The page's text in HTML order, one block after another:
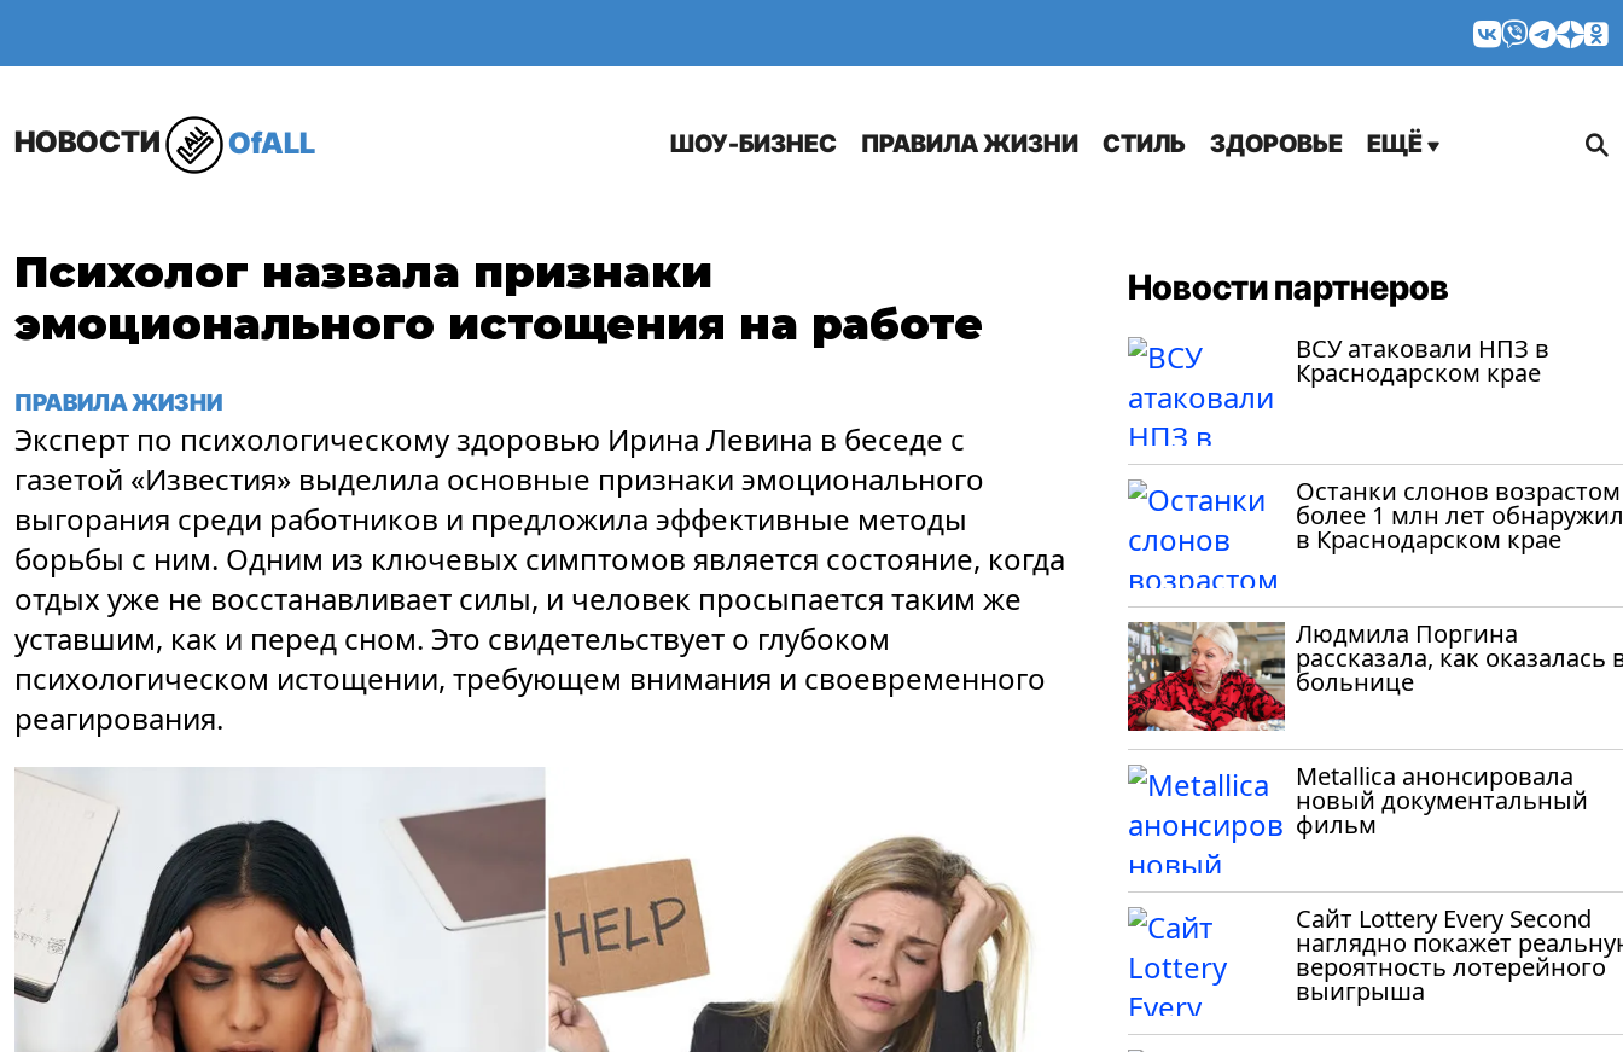
НОВОСТИ OfALL ШОУ-БИЗНЕС ПРАВИЛА ЖИЗНИ СТИЛЬ ЗДОРОВЬЕ ЕЩЁ
Психолог назвала признаки
эмоционального истощения на работе
ПРАВИЛА ЖИЗНИ
Эксперт по психологическому здоровью Ирина Левина в беседе с
газетой «Известия» выделила основные признаки эмоционального
выгорания среди работников и предложила эффективные методы
борьбы с ним. Одним из ключевых симптомов является состояние, когда
отдых уже не восстанавливает силы, и человек просыпается таким же
уставшим, как и перед сном. Это свидетельствует о глубоком
психологическом истощении, требующем внимания и своевременного
реагирования.
Новости партнеров
ВСУ атаковали НПЗ в
Краснодарском крае
Останки слонов возрастом
более 1 млн лет
в Краснодарском крае
Людмила Поргина
рассказала, как оказалась
больнице
Metallica анонсировала
новый документальный
фильм
Сайт Lottery Every Second
наглядно покажет
вероятность лотерейного
выигрыша